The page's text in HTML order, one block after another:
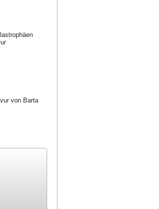
von Barta